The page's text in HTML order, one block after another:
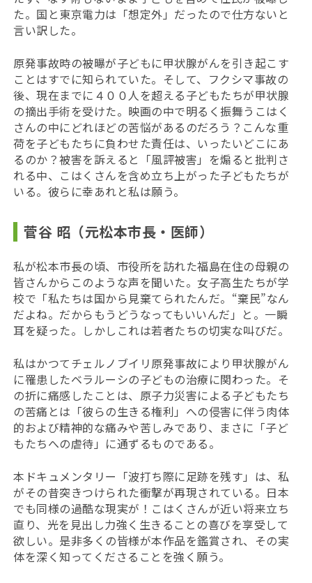
た。国と東京電力は「想定外」だったので仕方ないと
言い訳した。
原発事故時の被曝が子どもに甲状腺がんを引き起こす
ことはすでに知られていた。そして、フクシマ事故の
後、現在までに４００人を超える子どもたちが甲状腺
の摘出手術を受けた。映画の中で明るく振舞うこはく
さんの中にどれほどの苦悩があるのだろう？こんな重
荷を子どもたちに負わせた責任は、いったいどこにあ
るのか？被害を訴えると「風評被害」を煽ると批判さ
れる中、こはくさんを含め立ち上がった子どもたちが
いる。彼らに幸あれと私は願う。
菅谷 昭（元松本市長・医師）
私が松本市長の頃、市役所を訪れた福島在住の母親の
皆さんからこのような声を聞いた。女子高生たちが学
校で「私たちは国から見棄てられたんだ。“棄民”なん
だよね。だからもうどうなってもいいんだ」と。一瞬
耳を疑った。しかしこれは若者たちの切実な叫びだ。
私はかつてチェルノブイリ原発事故により甲状腺がん
に罹患したベラルーシの子どもの治療に関わった。そ
の折に痛感したことは、原子力災害による子どもたち
の苦痛とは「彼らの生きる権利」への侵害に伴う肉体
的および精神的な痛みや苦しみであり、まさに「子ど
もたちへの虐待」に通ずるものである。
本ドキュメンタリー「波打ち際に足跡を残す」は、私
がその昔突きつけられた衝撃が再現されている。日本
でも同様の過酷な現実が！こはくさんが近い将来立ち
直り、光を見出し力強く生きることの喜びを享受して
欲しい。是非多くの皆様が本作品を鑑賞され、その実
体を深く知ってくださることを強く願う。